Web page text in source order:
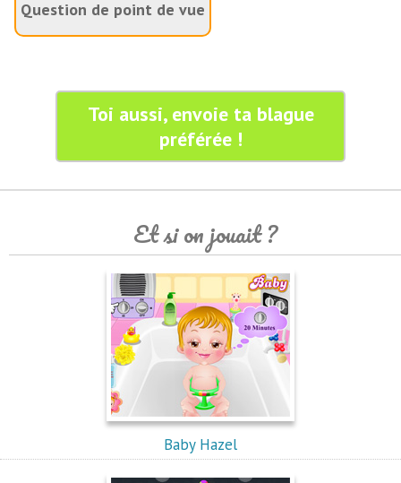
Question de point de vue
Toi aussi, envoie ta blague
préférée !
Et si on jouait ?
Baby Hazel